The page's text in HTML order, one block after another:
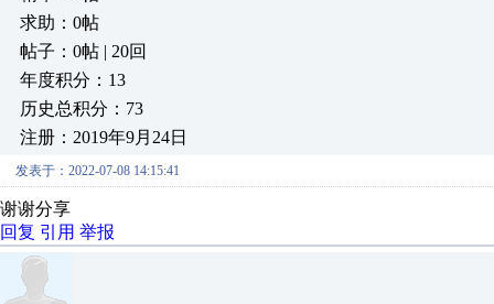
求助：0帖
帖子：0帖 | 20回
年度积分：13
历史总积分：73
注册：2019年9月24日
发表于：2022-07-08 14:15:41
谢谢分享
回复 引用 举报